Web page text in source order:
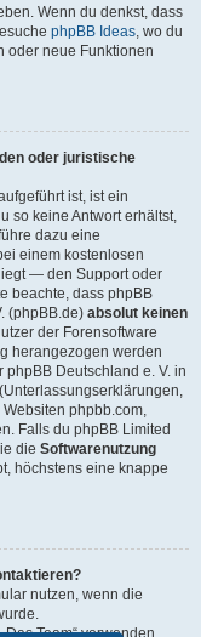
Wenn du denkst, dass
phpBB Ideas, wo du
oder neue Funktionen
oder juristische
ist, ist ein
so keine Antwort erhältst,
dazu eine
einem kostenlosen
— den Support oder
beachte, dass phpBB
(phpBB.de) absolut keinen
der Forensoftware
herangezogen werden
Deutschland e. V. in
Websiten phpbb.com,
Falls du phpBB Limited
die Softwarenutzung
höchstens eine knappe
nutzen, wenn die
Team“ verwenden.